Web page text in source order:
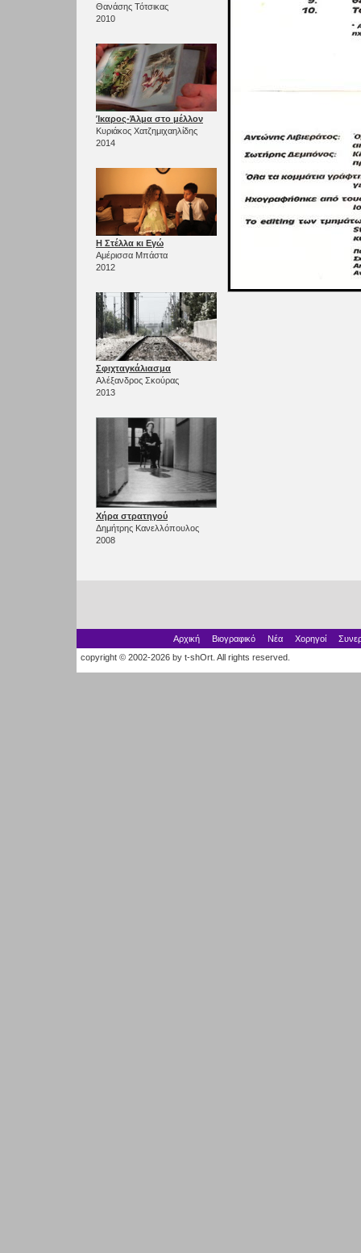
Θανάσης Τότσικας
2010
Ίκαρος-Άλμα στο μέλλον
Κυριάκος Χατζημιχαηλίδης
2014
Η Στέλλα κι Εγώ
Αμέρισσα Μπάστα
2012
Σφιχταγκάλιασμα
Αλέξανδρος Σκούρας
2013
Χήρα στρατηγού
Δημήτρης Κανελλόπουλος
2008
Αρχική Βιογραφικό Νέα Χορηγοί
copyright © 2002-2026 by t-shOrt. All rights reserved.